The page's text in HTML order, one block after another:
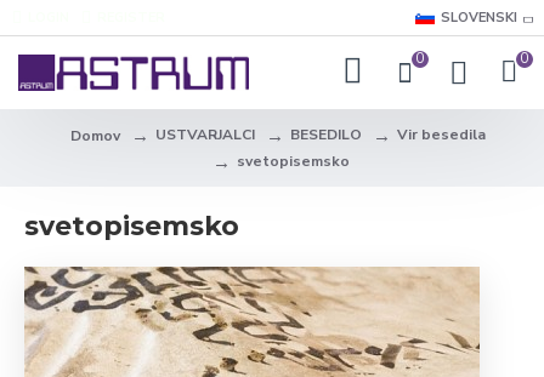
SLOVENSKI
0 0
Domov USTVARJALCI BESEDILO
Vir besedila
svetopisemsko
svetopisemsko